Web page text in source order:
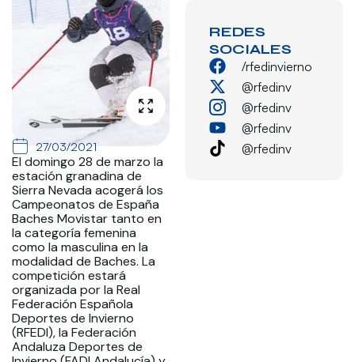
27/03/2021
El domingo 28 de marzo la
estación granadina de
Sierra Nevada acogerá los
Campeonatos de España
Baches Movistar tanto en
la categoría femenina
como la masculina en la
modalidad de Baches. La
competición estará
organizada por la Real
Federación Española
Deportes de Invierno
(RFEDI), la Federación
Andaluza Deportes de
REDES
SOCIALES
/rfedinvierno
@rfedinv
@rfedinv
@rfedinv
@rfedinv